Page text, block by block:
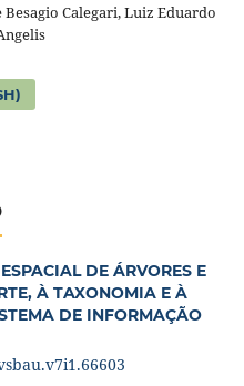
Calegari, Luiz Eduardo
DE ÁRVORES E
À TAXONOMIA E À
DE INFORMAÇÃO